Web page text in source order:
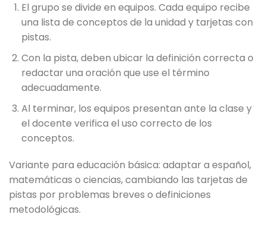
El grupo se divide en equipos. Cada equipo recibe
una lista de conceptos de la unidad y tarjetas con
pistas.
Con la pista, deben ubicar la definición correcta o
redactar una oración que use el término
adecuadamente.
Al terminar, los equipos presentan ante la clase y
el docente verifica el uso correcto de los
conceptos.
Variante para educación básica: adaptar a español,
matemáticas o ciencias, cambiando las tarjetas de
pistas por problemas breves o definiciones
metodológicas.